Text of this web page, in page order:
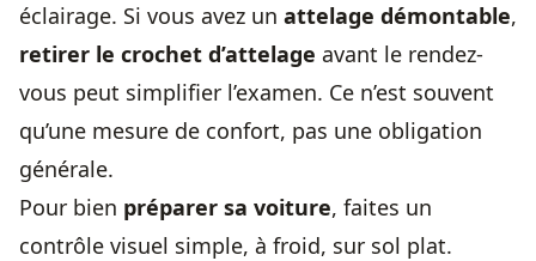
éclairage. Si vous avez un attelage démontable,
retirer le crochet d’attelage avant le rendez-
vous peut simplifier l’examen. Ce n’est souvent
qu’une mesure de confort, pas une obligation
générale.
Pour bien préparer sa voiture, faites un
contrôle visuel simple, à froid, sur sol plat.